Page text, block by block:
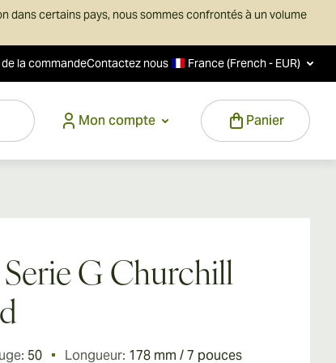
dans certains pays, nous sommes confrontés à un volume
la commandeContactez nous France (French - EUR)
Mon compte
Panier
G Churchill
50 Longueur: 178 mm / 7 pouces